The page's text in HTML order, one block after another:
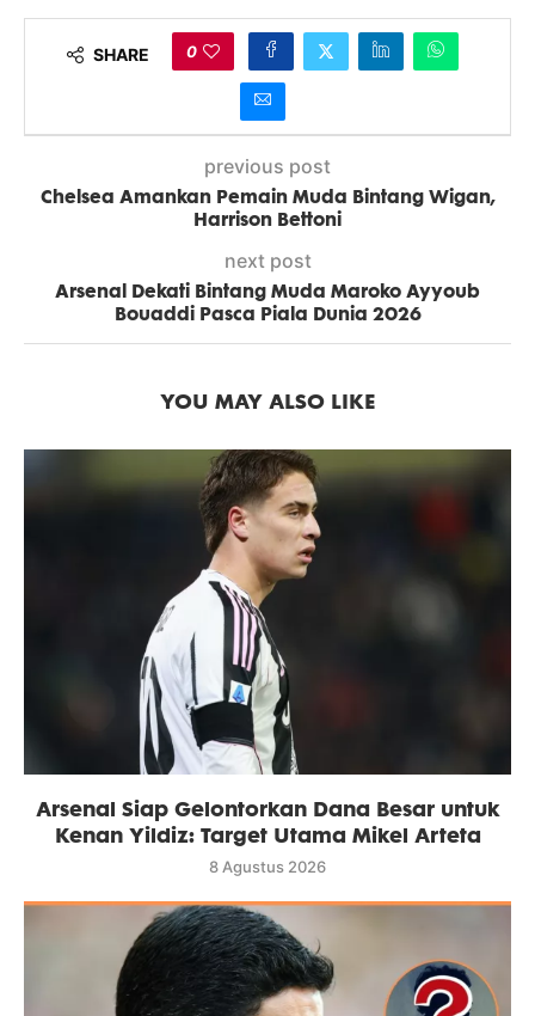
SHARE 0
previous post
Chelsea Amankan Pemain Muda Bintang Wigan,
Harrison Bettoni
next post
Arsenal Dekati Bintang Muda Maroko Ayyoub
Bouaddi Pasca Piala Dunia 2026
YOU MAY ALSO LIKE
Arsenal Siap Gelontorkan Dana Besar untuk
Kenan Yildiz: Target Utama Mikel Arteta
8 Agustus 2026